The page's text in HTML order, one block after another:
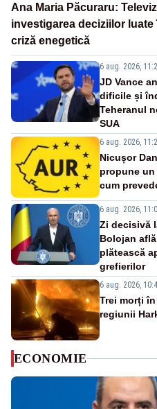
Ana Maria Păcuraru:
investigarea deciziilor
criză enegetică
6 aug. 2026,
JD Vance
dificile și
Teheranul
SUA
6 aug. 2026,
Nicușor
propune
cum
6 aug. 2026,
Zi decisivă
Bolojan
plătească
grefierilor
6 aug. 2026,
Trei morți
regiunii
ECONOMIE